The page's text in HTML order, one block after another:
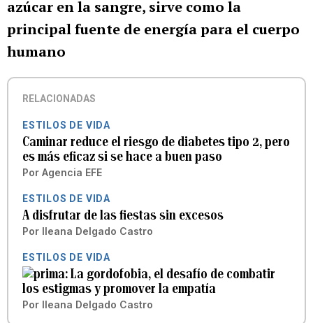
azúcar en la sangre, sirve como la
principal fuente de energía para el cuerpo
humano
RELACIONADAS
ESTILOS DE VIDA
Caminar reduce el riesgo de diabetes tipo 2, pero
es más eficaz si se hace a buen paso
Por Agencia EFE
ESTILOS DE VIDA
A disfrutar de las fiestas sin excesos
Por Ileana Delgado Castro
ESTILOS DE VIDA
La gordofobia, el desafío de combatir
los estigmas y promover la empatía
Por Ileana Delgado Castro